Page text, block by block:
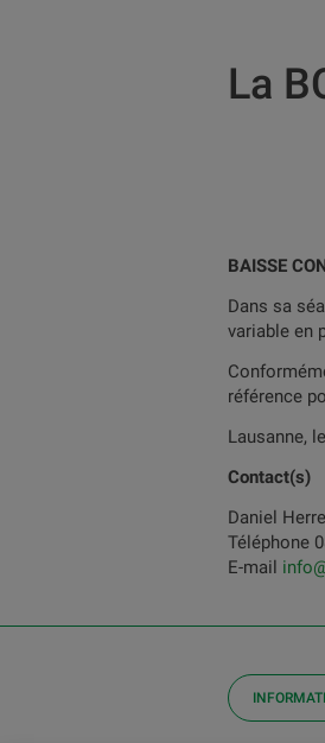
La
BAISSE
Dans sa
variable en
référence
Lausanne,
Contact(s)
Daniel
Téléphone
E-mail